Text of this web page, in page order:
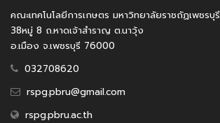
คณะเทคโนโลยีการเกษตร มหาวิทยาลัยราชถัฏเพชรบุรี
38หมู่ 8 ถ.หาดเจ้าสำราญ ต.นาวุ้ง
อ.เมือง จ.เพชรบุรี 76000
032708620
rspg.pbru@gmail.com
rspg.pbru.ac.th